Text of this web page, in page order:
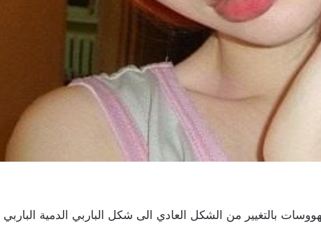
بالتغيير من الشكل العادي الى شكل الباربي الدمية